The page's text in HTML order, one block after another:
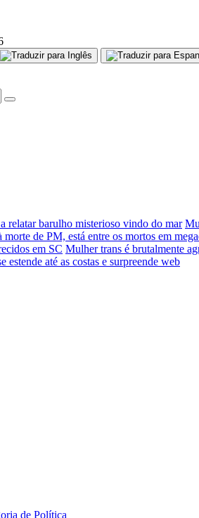
relatar barulho misterioso vindo do mar
morte de PM, está entre os mortos em
em SC Mulher trans é brutalmente
estende até as costas e surpreende web